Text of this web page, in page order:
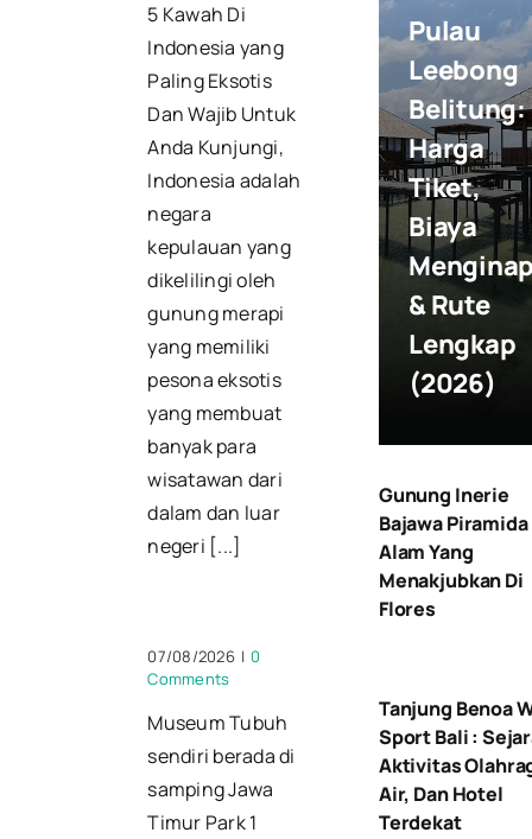
5 Kawah Di
Indonesia yang
Paling Eksotis
Dan Wajib Untuk
Anda Kunjungi,
Indonesia adalah
negara
kepulauan yang
dikelilingi oleh
gunung merapi
yang memiliki
pesona eksotis
yang membuat
banyak para
wisatawan dari
dalam dan luar
negeri [...]
07/08/2026 | 0
Comments
Museum Tubuh
sendiri berada di
samping Jawa
Timur Park 1
Pulau
Leebong
Belitung:
Harga
Tiket,
Biaya
& Rute
Lengkap
(2026)
Gunung Inerie
Bajawa Piramida
Alam Yang
Menakjubkan Di
Flores
Tanjung Benoa
Sport Bali :
Aktivitas
Air, Dan Hotel
Terdekat